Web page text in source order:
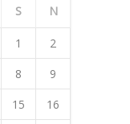
S N
1
2
8
9
15
16